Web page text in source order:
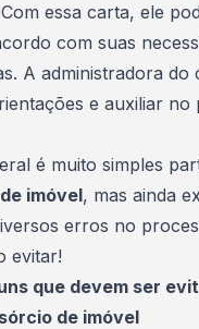
essa carta, ele
com suas
A administradora do
e auxiliar no
é muito simples
imóvel, mas ainda
erros no
evitar!
que devem ser
de imóvel